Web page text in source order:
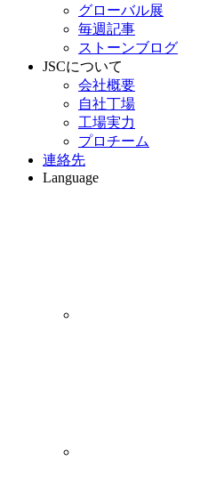
グローバル展
毎週記事
ストーンブログ
JSCについて
会社概要
自社丁場
工場実力
プロチーム
連絡先
Language